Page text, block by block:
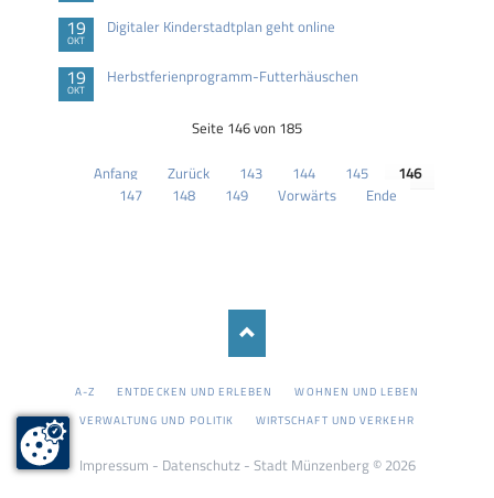
19
OKT
Digitaler Kinderstadtplan geht online
19
OKT
Herbstferienprogramm-Futterhäuschen
Seite 146 von 185
Anfang Zurück 143 144 145
146
147
148 149 Vorwärts Ende
NAVIGATION
A-Z ENTDECKEN UND ERLEBEN
WOHNEN UND LEBEN
VERWALTUNG UND POLITIK
WIRTSCHAFT UND VERKEHR
Impressum - Datenschutz- Stadt Münzenberg © 2026